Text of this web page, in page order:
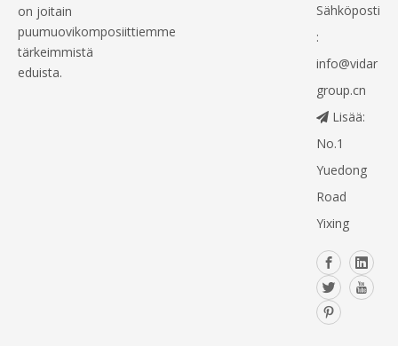
on joitain
puumuovikomposiittiemme
tärkeimmistä
eduista.
Sähköposti
:
info@vidar
group.cn
Lisää:
No.1
Yuedong
Road
Yixing